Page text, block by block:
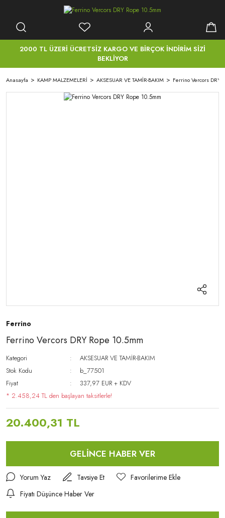
2000 TL ÜZERİ ÜCRETSİZ KARGO VE BİRÇOK İNDİRİM SİZİ
BEKLİYOR
Anasayfa KAMP MALZEMELERİ AKSESUAR VE TAMİR-BAKIM Ferrino Vercors DRY
Ferrino
Ferrino Vercors DRY Rope 10.5mm
Kategori
AKSESUAR VE TAMİR-BAKIM
Stok Kodu
b_77501
Fiyat
337,97 EUR + KDV
* 2.458,24 TL den başlayan taksitlerle!
20.400,31 TL
GELİNCE HABER VER
Yorum Yaz
Tavsiye Et
Fiyatı Düşünce Haber Ver